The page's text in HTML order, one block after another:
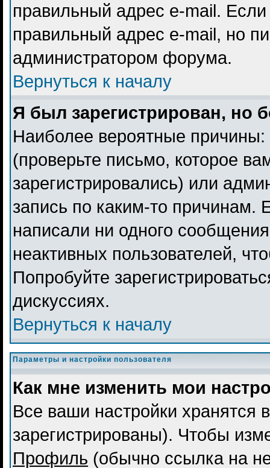
правильный адрес e-mail.
правильный адрес e-mail, но
администратором форума.
Вернуться к началу
Я был зарегистрирован, но
Наиболее вероятные
(проверьте письмо, которое
зарегистрировались) или
запись по каким-то причинам.
написали ни одного
неактивных пользователей,
Попробуйте
дискуссиях.
Вернуться к началу
Параметры и настройки пользователя
Как мне изменить мои
Все ваши настройки хранятся
зарегистрированы). Чтобы
Профиль (обычно ссылка на